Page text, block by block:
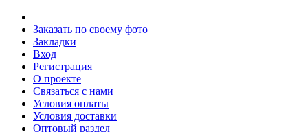
Заказать по своему фото
Закладки
Вход
Регистрация
О проекте
Связаться с нами
Условия оплаты
Условия доставки
Оптовый раздел